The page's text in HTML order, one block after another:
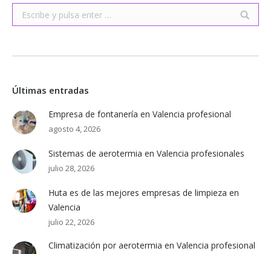
Buscar:
Últimas entradas
Empresa de fontanería en Valencia profesional
agosto 4, 2026
Sistemas de aerotermia en Valencia profesionales
julio 28, 2026
Huta es de las mejores empresas de limpieza en
Valencia
julio 22, 2026
Climatización por aerotermia en Valencia profesional